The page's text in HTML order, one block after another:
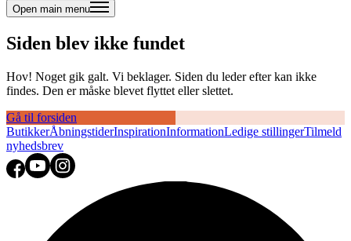
Open main menu
Siden blev ikke fundet
Hov! Noget gik galt. Vi beklager. Siden du leder efter kan ikke
findes. Den er måske blevet flyttet eller slettet.
Gå til forsiden
ButikkerÅbningstiderInspirationInformationLedige stillingerTilmeld
nyhedsbrev